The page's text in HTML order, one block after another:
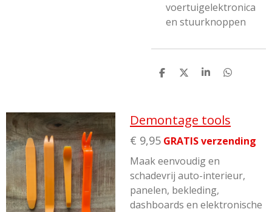
voertuigelektronica
en stuurknoppen
D
D
S
D
Demontage tools
€ 9,95 GRATIS verzending
Maak eenvoudig en
schadevrij auto-interieur,
panelen, bekleding,
dashboards en elektronische